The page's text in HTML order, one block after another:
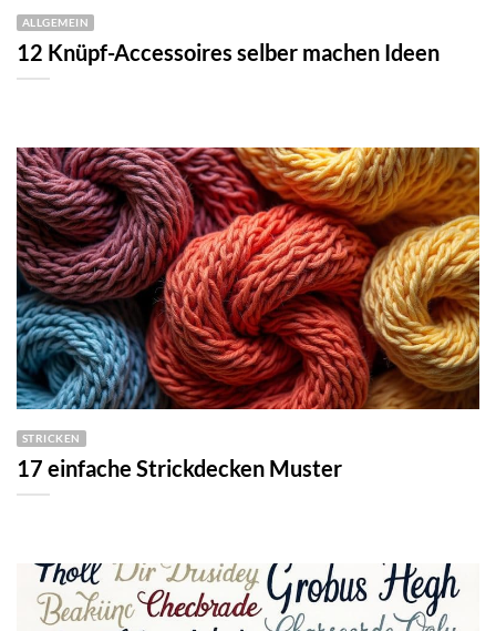
ALLGEMEIN
12 Knüpf-Accessoires selber machen Ideen
STRICKEN
17 einfache Strickdecken Muster